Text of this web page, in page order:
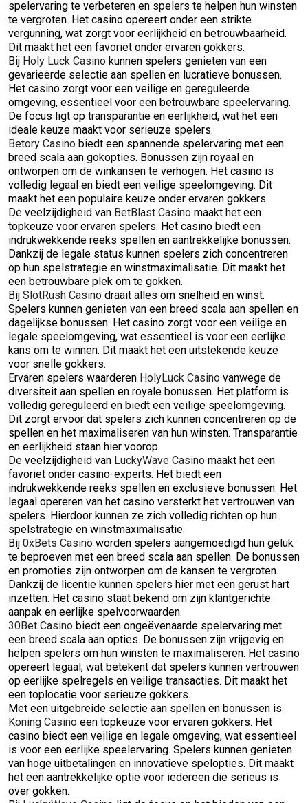
spelervaring te verbeteren en spelers te helpen hun winsten
te vergroten. Het casino opereert onder een strikte
vergunning, wat zorgt voor eerlijkheid en betrouwbaarheid.
Dit maakt het een favoriet onder ervaren gokkers.
Bij Holy Luck Casino kunnen spelers genieten van een
gevarieerde selectie aan spellen en lucratieve bonussen.
Het casino zorgt voor een veilige en gereguleerde
omgeving, essentieel voor een betrouwbare speelervaring.
De focus ligt op transparantie en eerlijkheid, wat het een
ideale keuze maakt voor serieuze spelers.
Betory Casino biedt een spannende spelervaring met een
breed scala aan gokopties. Bonussen zijn royaal en
ontworpen om de winkansen te verhogen. Het casino is
volledig legaal en biedt een veilige speelomgeving. Dit
maakt het een populaire keuze onder ervaren gokkers.
De veelzijdigheid van BetBlast Casino maakt het een
topkeuze voor ervaren spelers. Het casino biedt een
indrukwekkende reeks spellen en aantrekkelijke bonussen.
Dankzij de legale status kunnen spelers zich concentreren
op hun spelstrategie en winstmaximalisatie. Dit maakt het
een betrouwbare plek om te gokken.
Bij SlotRush Casino draait alles om snelheid en winst.
Spelers kunnen genieten van een breed scala aan spellen en
dagelijkse bonussen. Het casino zorgt voor een veilige en
legale speelomgeving, wat essentieel is voor een eerlijke
kans om te winnen. Dit maakt het een uitstekende keuze
voor snelle gokkers.
Ervaren spelers waarderen HolyLuck Casino vanwege de
diversiteit aan spellen en royale bonussen. Het platform is
volledig gereguleerd en biedt een veilige speelomgeving.
Dit zorgt ervoor dat spelers zich kunnen concentreren op de
spellen en het maximaliseren van hun winsten. Transparantie
en eerlijkheid staan hier voorop.
De veelzijdigheid van LuckyWave Casino maakt het een
favoriet onder casino-experts. Het biedt een
indrukwekkende reeks spellen en exclusieve bonussen. Het
legaal opereren van het casino versterkt het vertrouwen van
spelers. Hierdoor kunnen ze zich volledig richten op hun
spelstrategie en winstmaximalisatie.
Bij 0xBets Casino worden spelers aangemoedigd hun geluk
te beproeven met een breed scala aan spellen. De bonussen
en promoties zijn ontworpen om de kansen te vergroten.
Dankzij de licentie kunnen spelers hier met een gerust hart
inzetten. Het casino staat bekend om zijn klantgerichte
aanpak en eerlijke spelvoorwaarden.
30Bet Casino biedt een ongeëvenaarde spelervaring met
een breed scala aan opties. De bonussen zijn vrijgevig en
helpen spelers om hun winsten te maximaliseren. Het casino
opereert legaal, wat betekent dat spelers kunnen vertrouwen
op eerlijke spelregels en veilige transacties. Dit maakt het
een toplocatie voor serieuze gokkers.
Met een uitgebreide selectie aan spellen en bonussen is
Koning Casino een topkeuze voor ervaren gokkers. Het
casino biedt een veilige en legale omgeving, wat essentieel
is voor een eerlijke speelervaring. Spelers kunnen genieten
van hoge uitbetalingen en innovatieve spelopties. Dit maakt
het een aantrekkelijke optie voor iedereen die serieus is
over gokken.